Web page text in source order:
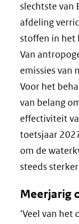
slechtste van
afdeling
stoffen in het
Van
emissies van
Voor het
van belang
effectiviteit
toetsjaar
om de
steeds
Meerjarig
‘Veel van